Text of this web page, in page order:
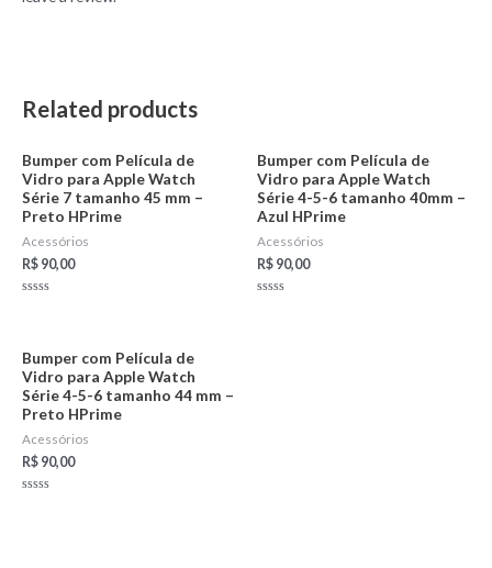
Related products
Bumper com Película de
Vidro para Apple Watch
Série 7 tamanho 45 mm –
Preto HPrime
Acessórios
R$ 90,00
5
Bumper com Película de
Vidro para Apple Watch
Série 4-5-6 tamanho 40mm –
Azul HPrime
Acessórios
R$ 90,00
Bumper com Película de
Vidro para Apple Watch
Série 4-5-6 tamanho 44 mm –
Preto HPrime
Acessórios
R$ 90,00